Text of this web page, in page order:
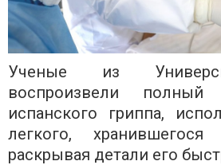
Ученые из
воспроизвели
испанского гриппа,
легкого,
раскрывая детали его